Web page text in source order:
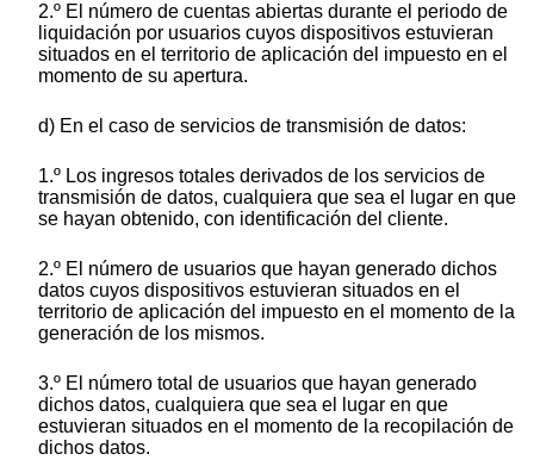
2.º El número de cuentas abiertas durante el periodo de
liquidación por usuarios cuyos dispositivos estuvieran
situados en el territorio de aplicación del impuesto en el
momento de su apertura.
d) En el caso de servicios de transmisión de datos:
1.º Los ingresos totales derivados de los servicios de
transmisión de datos, cualquiera que sea el lugar en que
se hayan obtenido, con identificación del cliente.
2.º El número de usuarios que hayan generado dichos
datos cuyos dispositivos estuvieran situados en el
territorio de aplicación del impuesto en el momento de la
generación de los mismos.
3.º El número total de usuarios que hayan generado
dichos datos, cualquiera que sea el lugar en que
estuvieran situados en el momento de la recopilación de
dichos datos.